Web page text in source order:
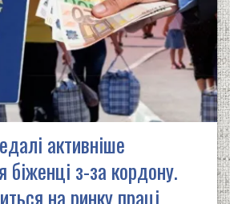
активніше
біженці з-за кордону.
на ринку праці